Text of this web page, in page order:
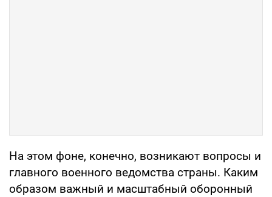
На этом фоне, конечно, возникают вопросы и
главного военного ведомства страны. Каким
образом важный и масштабный оборонный